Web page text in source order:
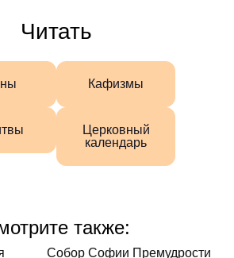
Читать
Кафизмы
Церковный
календарь
также:
Собор Софии Премудрости